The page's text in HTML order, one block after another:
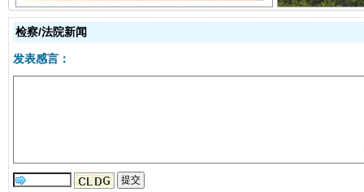
检察/法院新闻
发表感言：